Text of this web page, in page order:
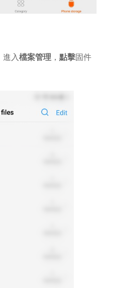
進入檔案管理 ，點擊固件